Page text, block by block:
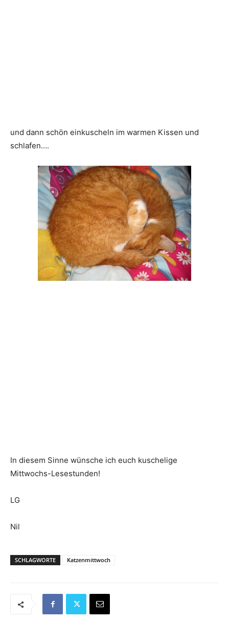
und dann schön einkuscheln im warmen Kissen und
schlafen….
In diesem Sinne wünsche ich euch kuschelige
Mittwochs-Lesestunden!
LG
Nil
SCHLAGWORTE Katzenmittwoch